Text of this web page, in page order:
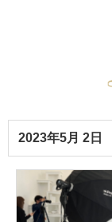
2023年5月 2日